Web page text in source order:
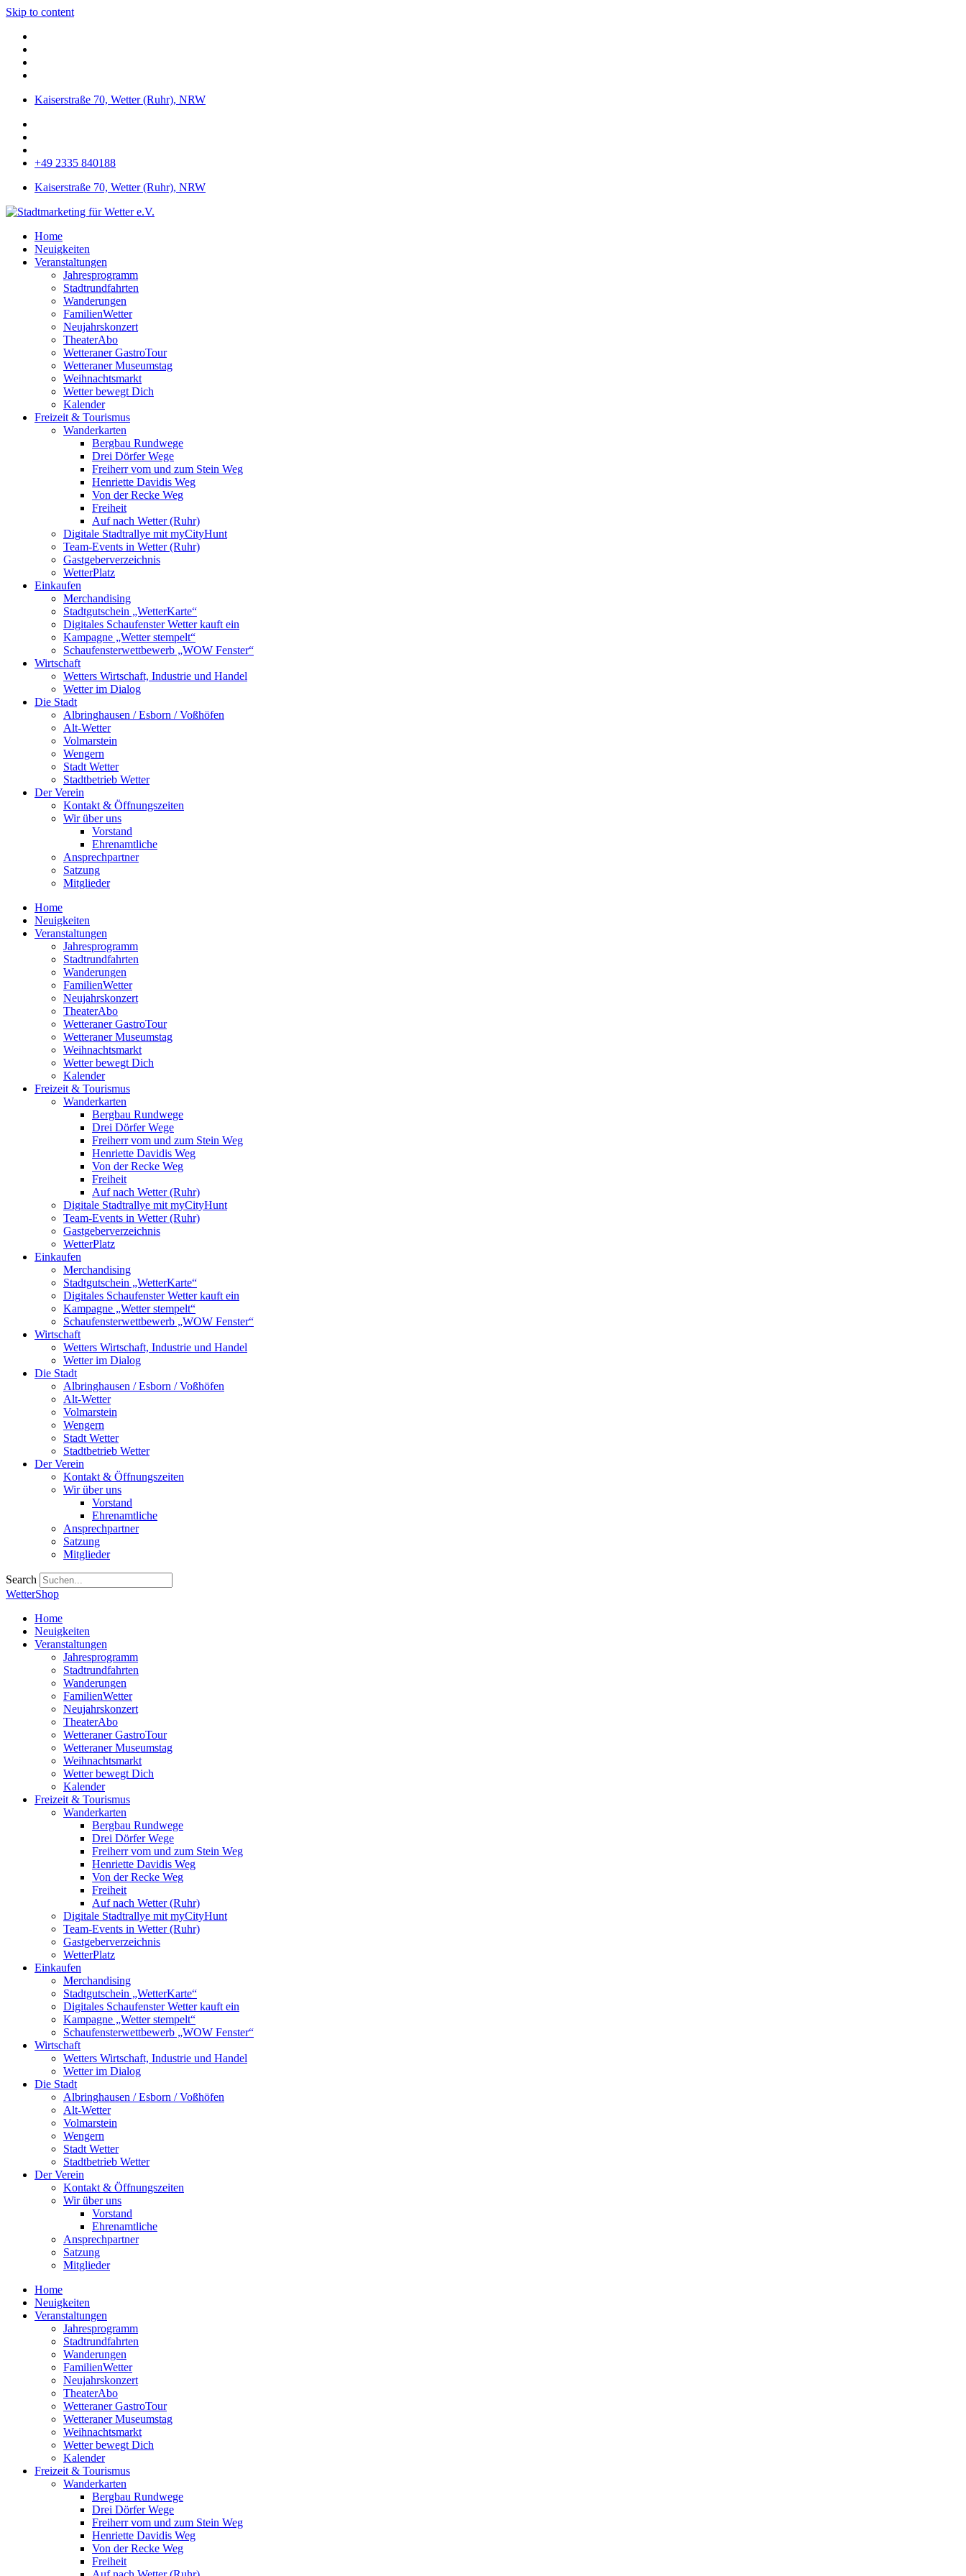
Skip to content
Kaiserstraße 70, Wetter (Ruhr), NRW
+49 2335 840188
Kaiserstraße 70, Wetter (Ruhr), NRW
Home
Neuigkeiten
Veranstaltungen
Jahresprogramm
Stadtrundfahrten
Wanderungen
FamilienWetter
Neujahrskonzert
TheaterAbo
Wetteraner GastroTour
Wetteraner Museumstag
Weihnachtsmarkt
Wetter bewegt Dich
Kalender
Freizeit & Tourismus
Wanderkarten
Bergbau Rundwege
Drei Dörfer Wege
Freiherr vom und zum Stein Weg
Henriette Davidis Weg
Von der Recke Weg
Freiheit
Auf nach Wetter (Ruhr)
Digitale Stadtrallye mit myCityHunt
Team-Events in Wetter (Ruhr)
Gastgeberverzeichnis
WetterPlatz
Einkaufen
Merchandising
Stadtgutschein „WetterKarte“
Digitales Schaufenster Wetter kauft ein
Kampagne „Wetter stempelt“
Schaufensterwettbewerb „WOW Fenster“
Wirtschaft
Wetters Wirtschaft, Industrie und Handel
Wetter im Dialog
Die Stadt
Albringhausen / Esborn / Voßhöfen
Alt-Wetter​
Volmarstein
Wengern
Stadt Wetter
Stadtbetrieb Wetter
Der Verein
Kontakt & Öffnungszeiten
Wir über uns
Vorstand
Ehrenamtliche
Ansprechpartner
Satzung
Mitglieder
Home
Neuigkeiten
Veranstaltungen
Jahresprogramm
Stadtrundfahrten
Wanderungen
FamilienWetter
Neujahrskonzert
TheaterAbo
Wetteraner GastroTour
Wetteraner Museumstag
Weihnachtsmarkt
Wetter bewegt Dich
Kalender
Freizeit & Tourismus
Wanderkarten
Bergbau Rundwege
Drei Dörfer Wege
Freiherr vom und zum Stein Weg
Henriette Davidis Weg
Von der Recke Weg
Freiheit
Auf nach Wetter (Ruhr)
Digitale Stadtrallye mit myCityHunt
Team-Events in Wetter (Ruhr)
Gastgeberverzeichnis
WetterPlatz
Einkaufen
Merchandising
Stadtgutschein „WetterKarte“
Digitales Schaufenster Wetter kauft ein
Kampagne „Wetter stempelt“
Schaufensterwettbewerb „WOW Fenster“
Wirtschaft
Wetters Wirtschaft, Industrie und Handel
Wetter im Dialog
Die Stadt
Albringhausen / Esborn / Voßhöfen
Alt-Wetter​
Volmarstein
Wengern
Stadt Wetter
Stadtbetrieb Wetter
Der Verein
Kontakt & Öffnungszeiten
Wir über uns
Vorstand
Ehrenamtliche
Ansprechpartner
Satzung
Mitglieder
Search
WetterShop
Home
Neuigkeiten
Veranstaltungen
Jahresprogramm
Stadtrundfahrten
Wanderungen
FamilienWetter
Neujahrskonzert
TheaterAbo
Wetteraner GastroTour
Wetteraner Museumstag
Weihnachtsmarkt
Wetter bewegt Dich
Kalender
Freizeit & Tourismus
Wanderkarten
Bergbau Rundwege
Drei Dörfer Wege
Freiherr vom und zum Stein Weg
Henriette Davidis Weg
Von der Recke Weg
Freiheit
Auf nach Wetter (Ruhr)
Digitale Stadtrallye mit myCityHunt
Team-Events in Wetter (Ruhr)
Gastgeberverzeichnis
WetterPlatz
Einkaufen
Merchandising
Stadtgutschein „WetterKarte“
Digitales Schaufenster Wetter kauft ein
Kampagne „Wetter stempelt“
Schaufensterwettbewerb „WOW Fenster“
Wirtschaft
Wetters Wirtschaft, Industrie und Handel
Wetter im Dialog
Die Stadt
Albringhausen / Esborn / Voßhöfen
Alt-Wetter​
Volmarstein
Wengern
Stadt Wetter
Stadtbetrieb Wetter
Der Verein
Kontakt & Öffnungszeiten
Wir über uns
Vorstand
Ehrenamtliche
Ansprechpartner
Satzung
Mitglieder
Home
Neuigkeiten
Veranstaltungen
Jahresprogramm
Stadtrundfahrten
Wanderungen
FamilienWetter
Neujahrskonzert
TheaterAbo
Wetteraner GastroTour
Wetteraner Museumstag
Weihnachtsmarkt
Wetter bewegt Dich
Kalender
Freizeit & Tourismus
Wanderkarten
Bergbau Rundwege
Drei Dörfer Wege
Freiherr vom und zum Stein Weg
Henriette Davidis Weg
Von der Recke Weg
Freiheit